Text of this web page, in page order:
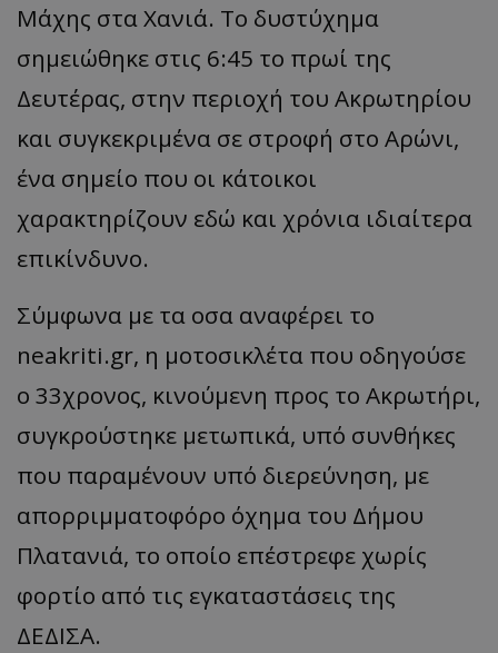
Μάχης στα Χανιά. Το δυστύχημα
σημειώθηκε στις 6:45 το πρωί της
Δευτέρας, στην περιοχή του Ακρωτηρίου
και συγκεκριμένα σε στροφή στο Αρώνι,
ένα σημείο που οι κάτοικοι
χαρακτηρίζουν εδώ και χρόνια ιδιαίτερα
επικίνδυνο.
Σύμφωνα με τα οσα αναφέρει το
neakriti.gr, η μοτοσικλέτα που οδηγούσε
ο 33χρονος, κινούμενη προς το Ακρωτήρι,
συγκρούστηκε μετωπικά, υπό συνθήκες
που παραμένουν υπό διερεύνηση, με
απορριμματοφόρο όχημα του Δήμου
Πλατανιά, το οποίο επέστρεφε χωρίς
φορτίο από τις εγκαταστάσεις της
ΔΕΔΙΣΑ.